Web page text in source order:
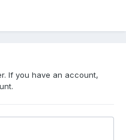
If you have an account,